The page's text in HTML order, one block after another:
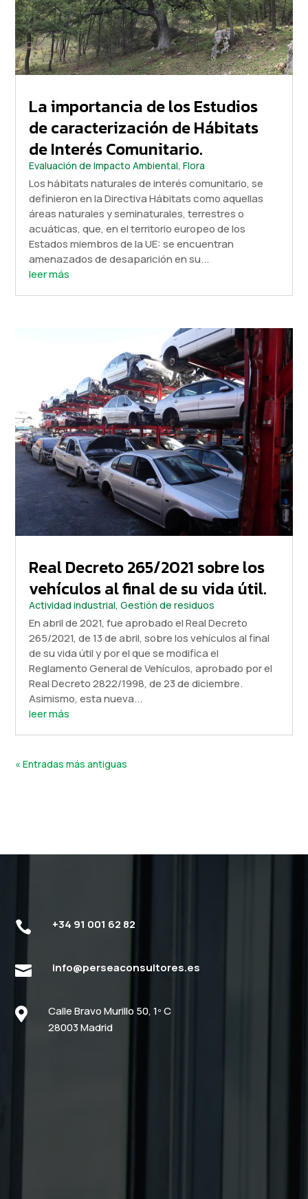
La importancia de los Estudios
de caracterización de Hábitats
de Interés Comunitario.
Evaluación de Impacto Ambiental,Flora
Los hábitats naturales de interés comunitario, se
definieron en la Directiva Hábitats como aquellas
áreas naturales y seminaturales, terrestres o
acuáticas, que, en el territorio europeo de los
Estados miembros de la UE: se encuentran
amenazados de desaparición en su...
leer más
Real Decreto 265/2021 sobre los
vehículos al final de su vida útil.
Actividad industrial,Gestión de residuos
En abril de 2021, fue aprobado el Real Decreto
265/2021, de 13 de abril, sobre los vehículos al final
de su vida útil y por el que se modifica el
Reglamento General de Vehículos, aprobado por el
Real Decreto 2822/1998, de 23 de diciembre.
Asimismo, esta nueva...
leer más
« Entradas más antiguas
 +34 91 001 62 82
 info@perseaconsultores.es

Calle Bravo Murillo 50, 1º C
28003 Madrid